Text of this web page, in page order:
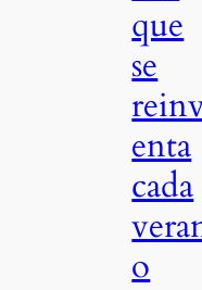
que
se
enta
cada
o